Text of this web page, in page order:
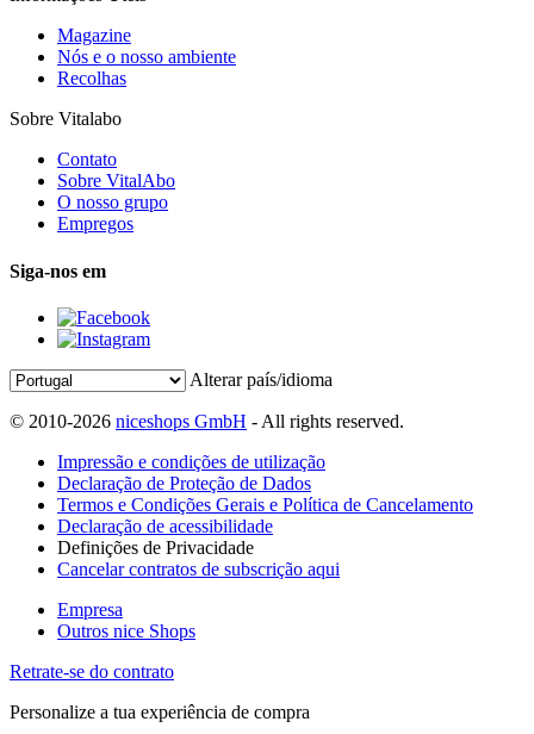
Magazine
Nós e o nosso ambiente
Recolhas
Sobre Vitalabo
Contato
Sobre VitalAbo
O nosso grupo
Empregos
Siga-nos em
Alterar país/idioma
© 2010-2026 niceshops GmbH - All rights reserved.
Impressão e condições de utilização
Declaração de Proteção de Dados
Termos e Condições Gerais e Política de Cancelamento
Declaração de acessibilidade
Definições de Privacidade
Cancelar contratos de subscrição aqui
Empresa
Outros nice Shops
Retrate-se do contrato
Personalize a tua experiência de compra